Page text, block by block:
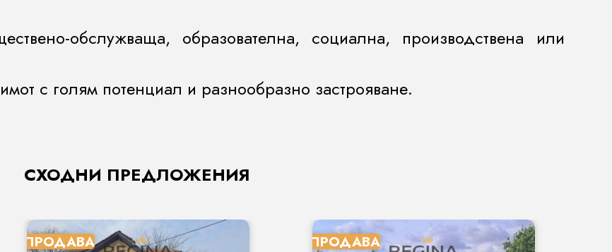
обслужваща, образователна, социална, производствена или
с голям потенциал и разнообразно застрояване.
СХОДНИ ПРЕДЛОЖЕНИЯ
ПРОДАВА ПРОДАВА